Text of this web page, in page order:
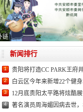
链
新闻排行
1 贵阳将打造CC PARK王府
2 白云区今年来新增22个健
3 12月底贵阳太平路将炫酷展
4 著名演员周海媚因病去世